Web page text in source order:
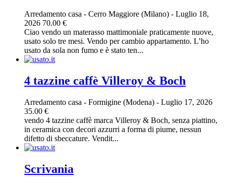
Arredamento casa - Cerro Maggiore (Milano) - Luglio 18,
2026 70.00 €
Ciao vendo un materasso mattimoniale praticamente nuove,
usato solo tre mesi. Vendo per cambio appartamento. L’ho
usato da sola non fumo e è stato ten...
4 tazzine caffè Villeroy & Boch
Arredamento casa - Formigine (Modena) - Luglio 17, 2026
35.00 €
vendo 4 tazzine caffè marca Villeroy & Boch, senza piattino,
in ceramica con decori azzurri a forma di piume, nessun
difetto di sbeccature. Vendit...
Scrivania